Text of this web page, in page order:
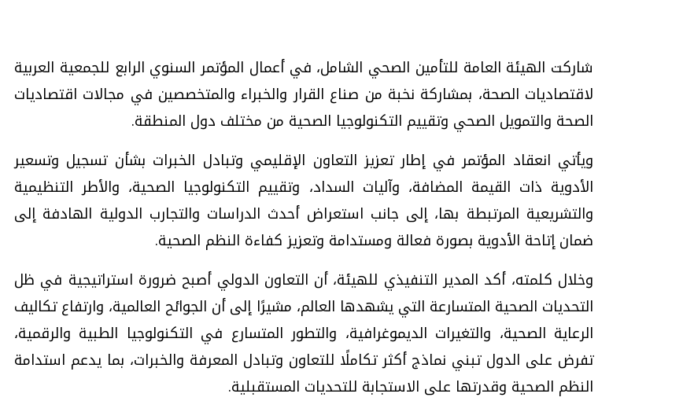
شاركت الهيئة العامة للتأمين الصحي الشامل، في أعمال المؤتمر السنوي الرابع للجمعية العربية
لاقتصاديات الصحة، بمشاركة نخبة من صناع القرار والخبراء والمتخصصين في مجالات اقتصاديات
الصحة والتمويل الصحي وتقييم التكنولوجيا الصحية من مختلف دول المنطقة.
ويأتي انعقاد المؤتمر في إطار تعزيز التعاون الإقليمي وتبادل الخبرات بشأن تسجيل وتسعير
الأدوية ذات القيمة المضافة، وآليات السداد، وتقييم التكنولوجيا الصحية، والأطر التنظيمية
والتشريعية المرتبطة بها، إلى جانب استعراض أحدث الدراسات والتجارب الدولية الهادفة إلى
ضمان إتاحة الأدوية بصورة فعالة ومستدامة وتعزيز كفاءة النظم الصحية.
وخلال كلمته، أكد المدير التنفيذي للهيئة، أن التعاون الدولي أصبح ضرورة استراتيجية في ظل
التحديات الصحية المتسارعة التي يشهدها العالم، مشيرًا إلى أن الجوائح العالمية، وارتفاع تكاليف
الرعاية الصحية، والتغيرات الديموغرافية، والتطور المتسارع في التكنولوجيا الطبية والرقمية،
تفرض على الدول تبني نماذج أكثر تكاملًا للتعاون وتبادل المعرفة والخبرات، بما يدعم استدامة
النظم الصحية وقدرتها على الاستجابة للتحديات المستقبلية.
بعد إشعارات "جوجل" .. هل يمكن التنبوء
بالزلازل وكيف نتعامل معها؟
الثلاثاء، 04 اغسطس 2026 04:04 م
دليلك للتنسيق الجامعي .. تساؤلات
وإجابات
السبت، 01 اغسطس 2026 10:25 ص
فيديو.. الإعلام الرقمي.. تقنيات واعدة
وتحديات هائلة